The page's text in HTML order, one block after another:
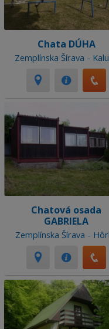
Chata DÚHA
Zemplínska Šírava -
Chatová osada
GABRIELA
Zemplínska Šírava -